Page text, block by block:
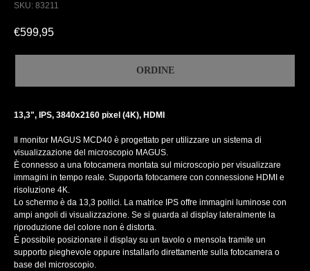
SKU: 83211
€599,95
ORDINE
13,3", IPS, 3840x2160 pixel (4K), HDMI
Il monitor MAGUS MCD40 è progettato per utilizzare un sistema di
visualizzazione del microscopio MAGUS.
È connesso a una fotocamera montata sul microscopio per visualizzare
immagini in tempo reale. Supporta fotocamere con connessione HDMI e
risoluzione 4K.
Lo schermo è da 13,3 pollici. La matrice IPS offre immagini luminose con
ampi angoli di visualizzazione. Se si guarda al display lateralmente la
riproduzione del colore non è distorta.
È possibile posizionare il display su un tavolo o mensola tramite un
supporto pieghevole oppure installarlo direttamente sulla fotocamera o
base del microscopio.